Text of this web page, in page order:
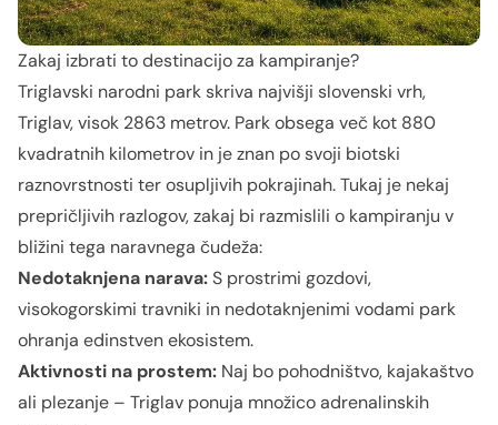
Zakaj izbrati to destinacijo za kampiranje?
Triglavski narodni park skriva najvišji slovenski vrh,
Triglav, visok 2863 metrov. Park obsega več kot 880
kvadratnih kilometrov in je znan po svoji biotski
raznovrstnosti ter osupljivih pokrajinah. Tukaj je nekaj
prepričljivih razlogov, zakaj bi razmislili o kampiranju v
bližini tega naravnega čudeža:
Nedotaknjena narava:S prostrimi gozdovi,
visokogorskimi travniki in nedotaknjenimi vodami park
ohranja edinstven ekosistem.
Aktivnosti na prostem: Naj bo pohodništvo, kajakaštvo
ali plezanje – Triglav ponuja množico adrenalinskih